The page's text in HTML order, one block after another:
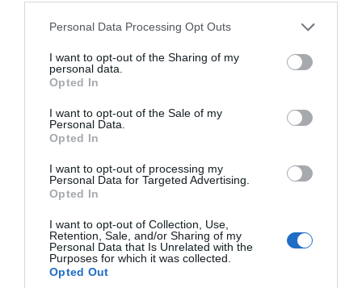
Please note that this website/app uses one or more Google
not limited to your visit or usage behaviour. You may click to
grant or deny consent to Google and its third-party tags to
use your data for below specified purposes in below Google
consent section.
Personal Data Processing Opt Outs
I want to opt-out of the Sharing of my
personal data.
Opted In
I want to opt-out of the Sale of my
Personal Data.
Opted In
I want to opt-out of processing my
Personal Data for Targeted Advertising.
Opted In
I want to opt-out of Collection, Use,
Retention, Sale, and/or Sharing of my
Personal Data that Is Unrelated with the
Purposes for which it was collected.
Opted Out
Εσείς αν ήσασταν στη θέση μας, το παιδί σας